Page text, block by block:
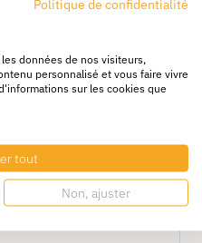
laquelle il peut
produits.
papier kraft, la
variations de
verticale. En
brun lui confère
Politique de confidentialité
données de nos visiteurs,
personnalisé et vous faire vivre
sur les cookies que
tout
Non, ajuster